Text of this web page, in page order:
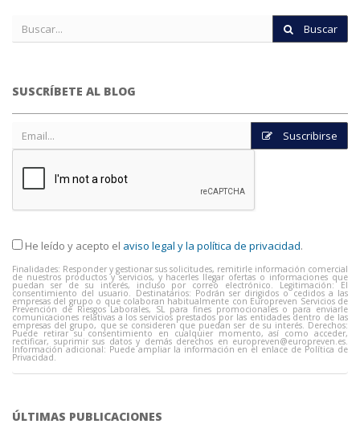
Buscar
SUSCRÍBETE AL BLOG
Suscribirse
He leído y acepto el aviso legal y la política de privacidad.
Finalidades: Responder y gestionar sus solicitudes, remitirle información comercial
de nuestros productos y servicios, y hacerles llegar ofertas o informaciones que
puedan ser de su interés, incluso por correo electrónico. Legitimación: El
consentimiento del usuario. Destinatarios: Podrán ser dirigidos o cedidos a las
empresas del grupo o que colaboran habitualmente con Europreven Servicios de
Prevención de Riesgos Laborales, SL para fines promocionales o para enviarle
comunicaciones relativas a los servicios prestados por las entidades dentro de las
empresas del grupo, que se consideren que puedan ser de su interés. Derechos:
Puede retirar su consentimiento en cualquier momento, así como acceder,
rectificar, suprimir sus datos y demás derechos en europreven@europreven.es.
Información adicional: Puede ampliar la información en el enlace de Política de
Privacidad.
ÚLTIMAS PUBLICACIONES